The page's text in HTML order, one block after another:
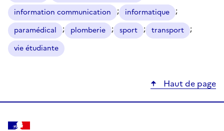
information communication ; informatique ;
paramédical ; plomberie ; sport ; transport ;
vie étudiante
Haut de page